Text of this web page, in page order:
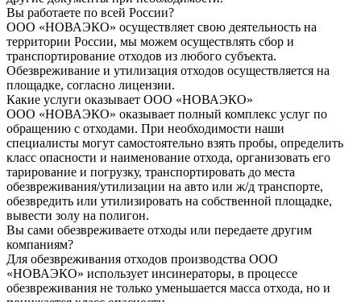
Вы работаете по всей России?
ООО «НОВАЭКО» осуществляет свою деятельность на
территории России, мы можем осуществлять сбор и
транспортирование отходов из любого субъекта.
Обезвреживание и утилизация отходов осуществляется на
площадке, согласно лицензии.
Какие услуги оказывает ООО «НОВАЭКО»
ООО «НОВАЭКО» оказывает полный комплекс услуг по
обращению с отходами. При необходимости наши
специалисты могут самостоятельно взять пробы, определить
класс опасности и наименование отхода, организовать его
тарирование и погрузку, транспортировать до места
обезвреживания/утилизации на авто или ж/д транспорте,
обезвредить или утилизировать на собственной площадке,
вывести золу на полигон.
Вы сами обезвреживаете отходы или передаете другим
компаниям?
Для обезвреживания отходов производства ООО
«НОВАЭКО» использует инсинераторы, в процессе
обезвреживания не только уменьшается масса отхода, но и